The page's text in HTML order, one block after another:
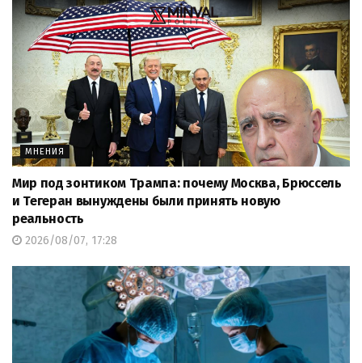
МНЕНИЯ
Мир под зонтиком Трампа: почему Москва, Брюссель
и Тегеран вынуждены были принять новую
реальность
2026/08/07, 17:28